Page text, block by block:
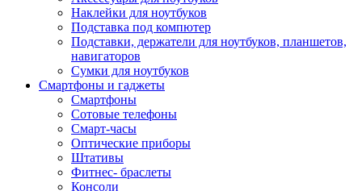
Наклейки для ноутбуков
Подставка под компютер
Подставки, держатели для ноутбуков, планшетов,
навигаторов
Сумки для ноутбуков
Смартфоны и гаджеты
Смартфоны
Сотовые телефоны
Смарт-часы
Оптические приборы
Штативы
Фитнес- браслеты
Консоли